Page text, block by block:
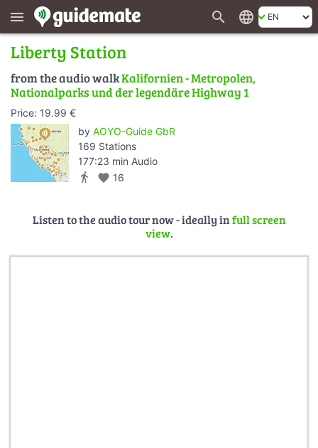
menu search language
Liberty Station
from the audio walkKalifornien - Metropolen,
Nationalparks und der legendäre Highway 1
Price: 19.99 €
by AOYO-Guide GbR
169 Stations
177:23 min Audio
directions_walk favorite 16
Listen to the audio tour now - ideally infull screen
view.